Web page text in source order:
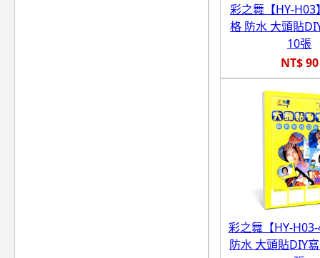
彩之舞【HY-H03
格 防水 大頭貼
10張
NT$ 90
彩之舞【HY-
防水 大頭貼DIY